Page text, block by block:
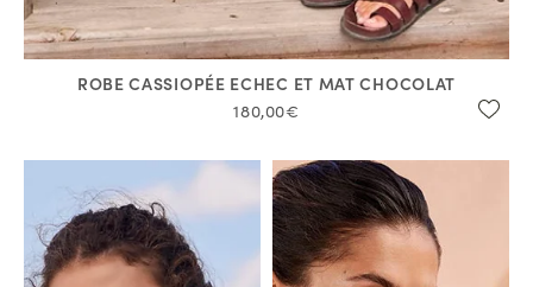
ROBE CASSIOPÉE ECHEC ET MAT CHOCOLAT
180,00€